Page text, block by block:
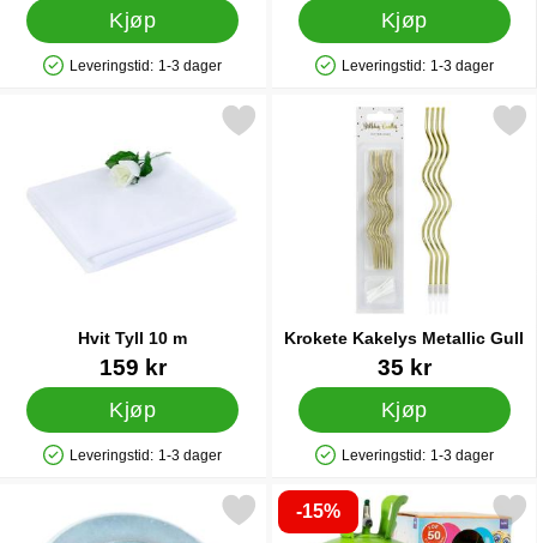
Kjøp
Produkttilgjengelighet: På lager
Leveringstid: 1-3 dager
Kjøp
Produkttilgjengelighet: På lager
Leveringstid: 1-3 dager
Hvit Tyll 10 m
Varenummer 41398
159 kr
Kjøp
Produkttilgjengelighet: På lager
Leveringstid: 1-3 dager
Merk hvit Tyll 10 m som favoritt
Krokete Kakelys Metallic Gull
Varenummer 21119
35 kr
Kjøp
Produkttilgjengelighet: På lager
Leveringstid: 1-3 dager
Merk krokete Kakelys
Merk ballongvekter Stålringer som favoritt
-15%
Merk helium på Flaske Stor til 50